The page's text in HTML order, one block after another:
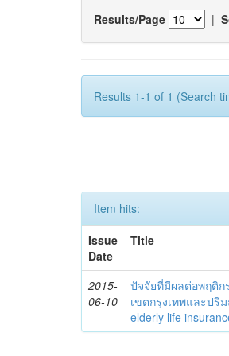
Results/Page |
Results 1-1 of 1 (Search
Item hits:
Issue
Date
Title
2015-
06-10
ปัจจัยที่มีผลต่อพฤติก
เขตกรุงเทพและปริ
elderly life